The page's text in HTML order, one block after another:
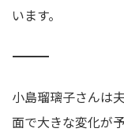
います。
――――――――――――――――――――――――――――――――
小島瑠璃子さんは
面で大きな変化が